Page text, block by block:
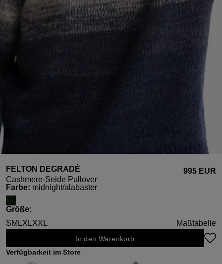
FELTON DEGRADÉ
Cashmere-Seide Pullover
995 EUR
Farbeauswählen
: midnight/alabaster
Größeauswählen
:
SM LXLXXL Maßtabelle
In den Warenkorb
Verfügbarkeit im Store